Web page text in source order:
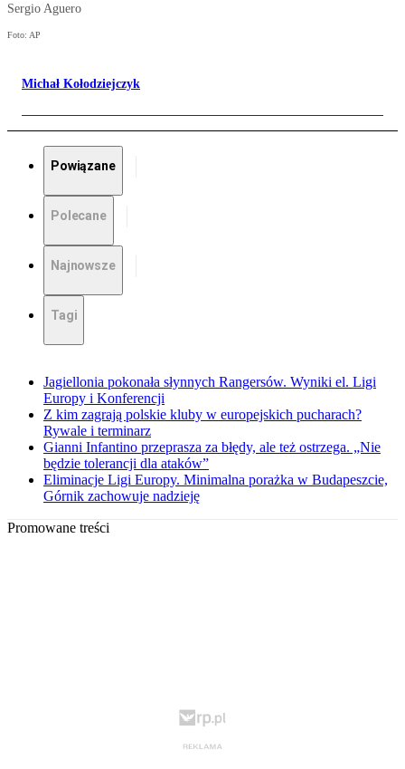
Sergio Aguero
Foto: AP
Michał Kołodziejczyk
Powiązane
Polecane
Najnowsze
Tagi
Jagiellonia pokonała słynnych Rangersów. Wyniki el. Ligi
Europy i Konferencji
Z kim zagrają polskie kluby w europejskich pucharach?
Rywale i terminarz
Gianni Infantino przeprasza za błędy, ale też ostrzega. „Nie
będzie tolerancji dla ataków”
Eliminacje Ligi Europy. Minimalna porażka w Budapeszcie,
Górnik zachowuje nadzieję
Promowane treści